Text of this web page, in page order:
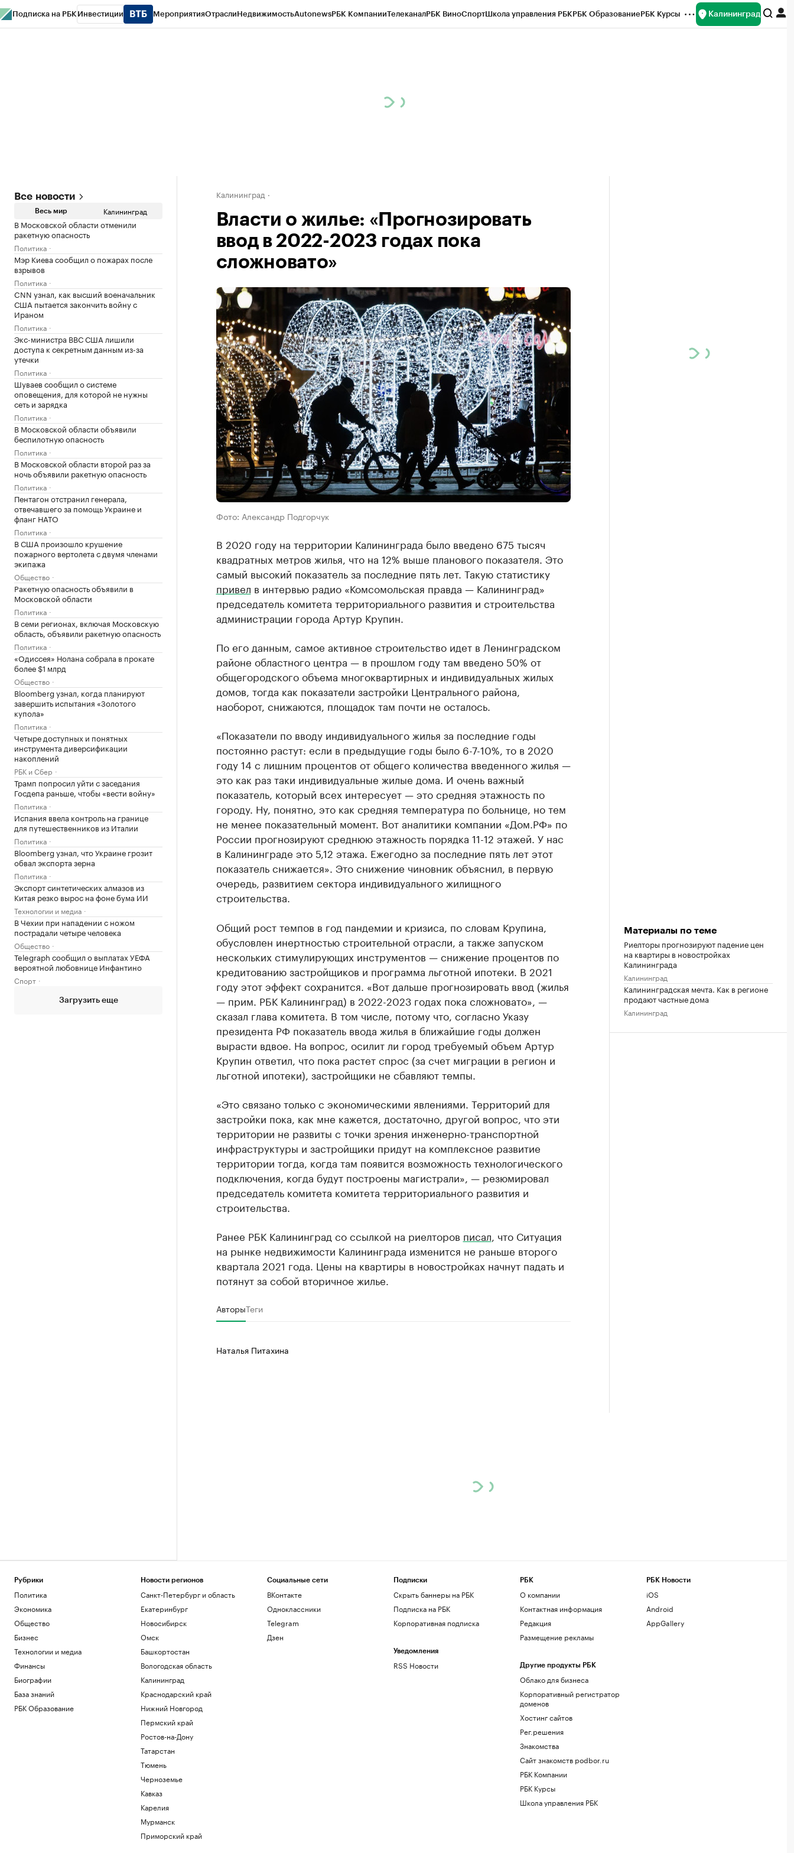
Подписка на РБК Инвестиции МероприятияОтраслиНедвижимостьAutonewsРБК КомпанииТелеканалРБК ВиноСпортШкола управления РБКРБК ОбразованиеРБК Курсы Калининград
Все новости
Весь мир Калининград
В Московской области отменили
ракетную опасность
Политика
Мэр Киева сообщил о пожарах после
взрывов
Политика
CNN узнал, как высший военачальник
США пытается закончить войну с
Ираном
Политика
Экс-министра ВВС США лишили
доступа к секретным данным из-за
утечки
Политика
Шуваев сообщил о системе
оповещения, для которой не нужны
сеть и зарядка
Политика
В Московской области объявили
беспилотную опасность
Политика
В Московской области второй раз за
ночь объявили ракетную опасность
Политика
Пентагон отстранил генерала,
отвечавшего за помощь Украине и
фланг НАТО
Политика
В США произошло крушение
пожарного вертолета с двумя членами
экипажа
Общество
Ракетную опасность объявили в
Московской области
Политика
В семи регионах, включая Московскую
область, объявили ракетную опасность
Политика
«Одиссея» Нолана собрала в прокате
более $1 млрд
Общество
Bloomberg узнал, когда планируют
завершить испытания «Золотого
купола»
Политика
Четыре доступных и понятных
инструмента диверсификации
накоплений
РБК и Сбер
Трамп попросил уйти с заседания
Госдепа раньше, чтобы «вести войну»
Политика
Испания ввела контроль на границе
для путешественников из Италии
Политика
Bloomberg узнал, что Украине грозит
обвал экспорта зерна
Политика
Экспорт синтетических алмазов из
Китая резко вырос на фоне бума ИИ
Технологии и медиа
В Чехии при нападении с ножом
пострадали четыре человека
Общество
Telegraph сообщил о выплатах УЕФА
вероятной любовнице Инфантино
Спорт
Загрузить еще
Калининград
Власти о жилье: «Прогнозировать
ввод в 2022-2023 годах пока
сложновато»
Фото: Александр Подгорчук
В 2020 году на территории Калининграда было введено 675 тысяч
квадратных метров жилья, что на 12% выше планового показателя. Это
самый высокий показатель за последние пять лет. Такую статистику
привел в интервью радио «Комсомольская правда — Калининград»
председатель комитета территориального развития и строительства
администрации города Артур Крупин.
По его данным, самое активное строительство идет в Ленинградском
районе областного центра — в прошлом году там введено 50% от
общегородского объема многоквартирных и индивидуальных жилых
домов, тогда как показатели застройки Центрального района,
наоборот, снижаются, площадок там почти не осталось.
«Показатели по вводу индивидуального жилья за последние годы
постоянно растут: если в предыдущие годы было 6-7-10%, то в 2020
году 14 с лишним процентов от общего количества введенного жилья —
это как раз таки индивидуальные жилые дома. И очень важный
показатель, который всех интересует — это средняя этажность по
городу. Ну, понятно, это как средняя температура по больнице, но тем
не менее показательный момент. Вот аналитики компании «Дом.РФ» по
России прогнозируют среднюю этажность порядка 11-12 этажей. У нас
в Калининграде это 5,12 этажа. Ежегодно за последние пять лет этот
показатель снижается». Это снижение чиновник объяснил, в первую
очередь, развитием сектора индивидуального жилищного
строительства.
Общий рост темпов в год пандемии и кризиса, по словам Крупина,
обусловлен инертностью строительной отрасли, а также запуском
нескольких стимулирующих инструментов — снижение процентов по
кредитованию застройщиков и программа льготной ипотеки. В 2021
году этот эффект сохранится. «Вот дальше прогнозировать ввод (жилья
— прим. РБК Калининград) в 2022-2023 годах пока сложновато», —
сказал глава комитета. В том числе, потому что, согласно Указу
президента РФ показатель ввода жилья в ближайшие годы должен
вырасти вдвое. На вопрос, осилит ли город требуемый объем Артур
Крупин ответил, что пока растет спрос (за счет миграции в регион и
льготной ипотеки), застройщики не сбавляют темпы.
«Это связано только с экономическими явлениями. Территорий для
застройки пока, как мне кажется, достаточно, другой вопрос, что эти
территории не развиты с точки зрения инженерно-транспортной
инфраструктуры и застройщики придут на комплексное развитие
территории тогда, когда там появится возможность технологического
подключения, когда будут построены магистрали», — резюмировал
председатель комитета комитета территориального развития и
строительства.
Ранее РБК Калининград со ссылкой на риелторов писал , что Ситуация
на рынке недвижимости Калининграда изменится не раньше второго
квартала 2021 года. Цены на квартиры в новостройках начнут падать и
потянут за собой вторичное жилье.
АвторыТеги
Наталья Питахина
Материалы по теме
Риелторы прогнозируют падение цен
на квартиры в новостройках
Калининграда
Калининград
Калининградская мечта. Как в регионе
продают частные дома
Калининград
Рубрики
Политика
Экономика
Общество
Бизнес
Технологии и медиа
Финансы
Биографии
База знаний
РБК Образование
Новости регионов
Санкт-Петербург и область
Екатеринбург
Новосибирск
Омск
Башкортостан
Вологодская область
Калининград
Краснодарский край
Нижний Новгород
Пермский край
Ростов-на-Дону
Татарстан
Тюмень
Черноземье
Кавказ
Карелия
Мурманск
Приморский край
Социальные сети
ВКонтакте
Одноклассники
Telegram
Дзен
Подписки
Скрыть баннеры на РБК
Подписка на РБК
Корпоративная подписка
Уведомления
RSS Новости
РБК
О компании
Контактная информация
Редакция
Размещение рекламы
Другие продукты РБК
Облако для бизнеса
Корпоративный регистратор
доменов
Хостинг сайтов
Рег.решения
Знакомства
Сайт знакомств podbor.ru
РБК Компании
РБК Курсы
Школа управления РБК
РБК Новости
iOS
Android
AppGallery